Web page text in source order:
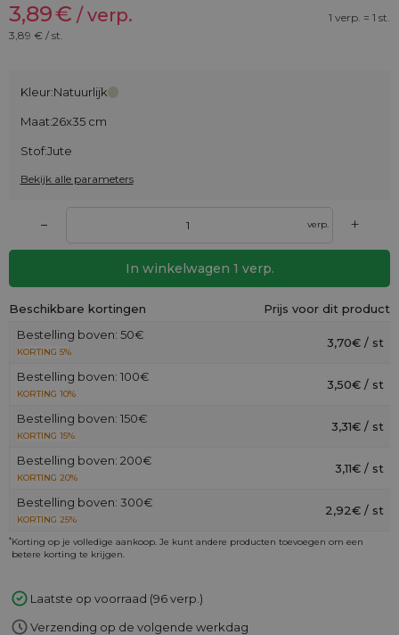
3,89€ / verp.
1 verp. = 1 st.
3,89 € / st.
Kleur:Natuurlijk
Maat:26x35 cm
Stof:Jute
Bekijk alle parameters
– verp. +
In winkelwagen 1 verp.
Beschikbare kortingen
Prijs voor dit product
Bestelling boven: 50€
KORTING 5%
3,70€ / st
Bestelling boven: 100€
KORTING 10%
3,50€ / st
Bestelling boven: 150€
KORTING 15%
3,31€ / st
Bestelling boven: 200€
KORTING 20%
3,11€ / st
Bestelling boven: 300€
KORTING 25%
2,92€ / st
*Korting op je volledige aankoop. Je kunt andere producten toevoegen om een
betere korting te krijgen.
Laatste op voorraad (96 verp.)
Verzending op de volgende werkdag